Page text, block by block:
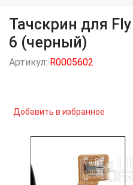
Тачскрин для
6 (черный)
Артикул: R0005602
Добавить в избранное